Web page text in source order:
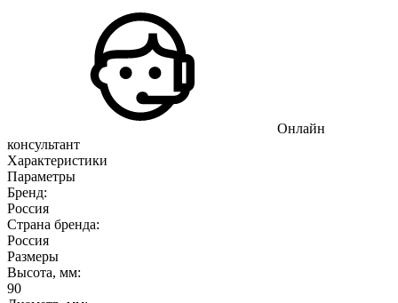
Онлайн
консультант
Характеристики
Параметры
Бренд:
Россия
Страна бренда:
Россия
Размеры
Высота, мм:
90